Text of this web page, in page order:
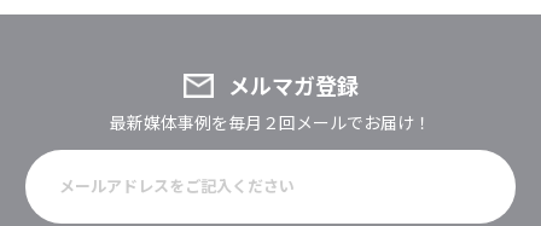
メルマガ登録
最新媒体事例を毎月２回メールでお届け！